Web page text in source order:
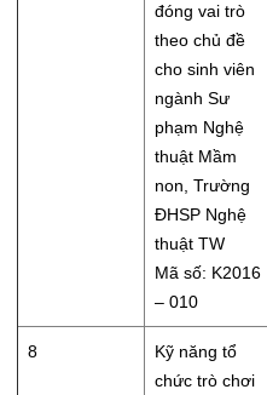
đóng vai trò
theo chủ đề
cho sinh viên
ngành Sư
phạm Nghệ
thuật Mầm
non, Trường
ĐHSP Nghệ
thuật TW
Mã số: K2016
– 010
8
Kỹ năng tổ
chức trò chơi